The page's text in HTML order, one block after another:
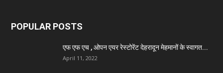
POPULAR POSTS
एफ एफ एच , ओपन एयर रेस्टोरेंट देहरादून मेहमानों के स्वागत...
April 11, 2022